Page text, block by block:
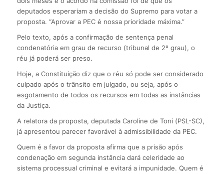
deputados esperariam a decisão do Supremo para votar a
proposta. “Aprovar a PEC é nossa prioridade máxima.”
Pelo texto, após a confirmação de sentença penal
condenatória em grau de recurso (tribunal de 2º grau), o
réu já poderá ser preso.
Hoje, a Constituição diz que o réu só pode ser considerado
culpado após o trânsito em julgado, ou seja, após o
esgotamento de todos os recursos em todas as instâncias
da Justiça.
A relatora da proposta, deputada Caroline de Toni (PSL-SC),
já apresentou parecer favorável à admissibilidade da PEC.
Quem é a favor da proposta afirma que a prisão após
condenação em segunda instância dará celeridade ao
sistema processual criminal e evitará a impunidade. Quem é